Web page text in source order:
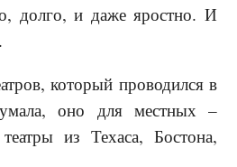
долго, и даже яростно. И
который проводился в
оно для местных –
из Техаса, Бостона,